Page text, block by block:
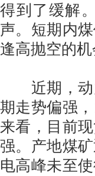
得到了缓解
声。短期内
逢高抛空的机
近期，动
期走势偏强
来看，目前
强。产地煤
电高峰未至